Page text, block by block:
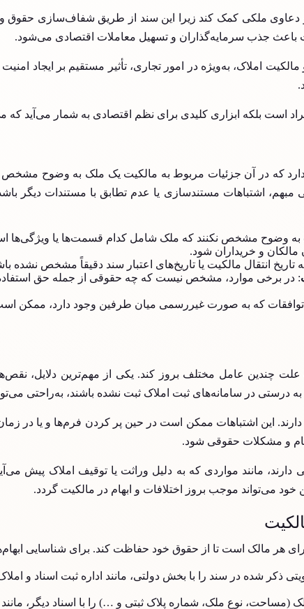
ملکی کمک کند زیرا این سند از طریق شفاف‌سازی‌ حقوق و
باعث جذب سرمایه‌گذاران و تسهیل معاملات اقتصادی می‌شود.
املاک، به‌ویژه در امور تجاری، تأثیر مستقیم بر ایجاد
است بلکه ابزاری کلیدی برای نظم اقتصادی به شمار می‌آید
که در آن جزئیات مربوط به مالکیت یک ملک به وضوح مشخص
مبهم، اشتباهات مستندسازی یا عدم تطابق با مستندات دیگر
وضوح مشخص نکنند که ملک شامل کدام قسمت‌ها یا ویژگی‌ها
مالکان و خریداران شود.
تاریخ انتقال مالکیت یا تاریخ‌های اعتبار سند دقیقاً مشخص نشده
: در برخی موارد، مشخص نیست که چه حقوقی از جمله حق
که به صورت غیررسمی میان طرفین وجود دارد، ممکن است
علت چندین عامل مختلف بروز کند. یکی از مهم‌ترین دلایل،
به درستی در سامانه‌های ثبت املاک ثبت نشده باشند، به‌راحتی
دارند. این اشتباهات ممکن است در حین پر کردن فرم‌ها و یا در
و مشکلات حقوقی شود.
مانند مواردی که به دلیل وراثت یا توقیف املاک پیش
خود می‌تواند موجب بروز اختلافات و ابهام در مالکیت گردد.
هر مالک است تا از حقوق خود حفاظت کند. برای شناسایی
ذکر شده در سند را با بخش دولتی، مانند اداره ثبت اسناد و
(مساحت، نوع ملک، شماره پلاک ثبتی و …) را با اسناد دیگر،